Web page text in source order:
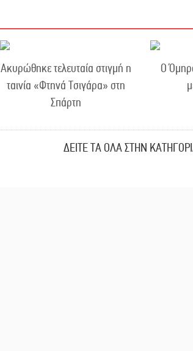
Ακυρώθηκε τελευταία στιγμή η
ταινία «Φτηνά Τσιγάρα» στη
Σπάρτη
Ο
ΔΕΙΤΕ ΤΑ ΟΛΑ ΣΤΗΝ